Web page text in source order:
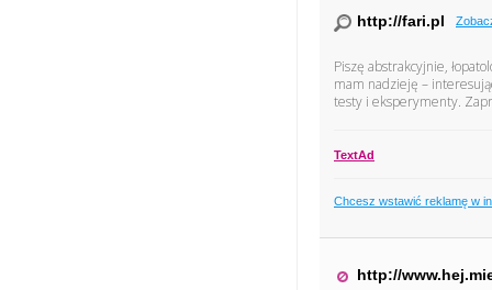
http://fari.pl
Piszę abstrakcyjnie,
mam nadzieję –
testy i eksperymenty.
TextAd
Chcesz wstawić reklamę w
http://